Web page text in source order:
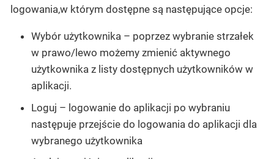
logowania,w którym dostępne są następujące opcje:
Wybór użytkownika – poprzez wybranie strzałek
w prawo/lewo możemy zmienić aktywnego
użytkownika z listy dostępnych użytkowników w
aplikacji.
Loguj – logowanie do aplikacji po wybraniu
następuje przejście do logowania do aplikacji dla
wybranego użytkownika